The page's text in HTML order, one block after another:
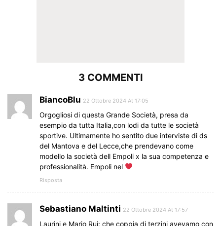
3 COMMENTI
BiancoBlu 22 Ottobre 2024 At 17:05
Orgogliosi di questa Grande Società, presa da
esempio da tutta Italia,con lodi da tutte le società
sportive. Ultimamente ho sentito due interviste di ds
del Mantova e del Lecce,che prendevano come
modello la società dell Empoli x la sua competenza e
professionalità. Empoli nel
Risposta
Sebastiano Maltinti 22 Ottobre 2024 At 17:57
Laurini e Mario Rui: che coppia di terzini avevamo con